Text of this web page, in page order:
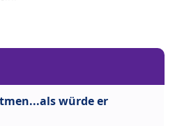
würde er